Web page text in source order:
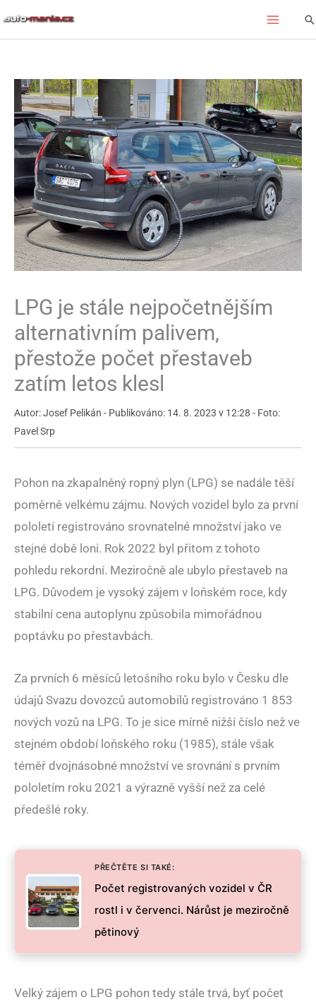
LPG je stále nejpočetnějším
alternativním palivem,
přestože počet přestaveb
zatím letos klesl
Autor: Josef Pelikán - Publikováno: 14. 8. 2023 v 12:28 - Foto:
Pavel Srp
Pohon na zkapalněný ropný plyn (LPG) se nadále těší
poměrně velkému zájmu. Nových vozidel bylo za první
pololetí registrováno srovnatelné množství jako ve
stejné době loni. Rok 2022 byl přitom z tohoto
pohledu rekordní. Meziročně ale ubylo přestaveb na
LPG. Důvodem je vysoký zájem v loňském roce, kdy
stabilní cena autoplynu způsobila mimořádnou
poptávku po přestavbách.
Za prvních 6 měsíců letošního roku bylo v Česku dle
údajů Svazu dovozců automobilů registrováno 1 853
nových vozů na LPG. To je sice mírně nižší číslo než ve
stejném období loňského roku (1985), stále však
téměř dvojnásobné množství ve srovnání s prvním
pololetím roku 2021 a výrazně vyšší než za celé
předešlé roky.
PŘEČTĚTE SI TAKÉ:
Počet registrovaných vozidel v ČR
rostl i v červenci. Nárůst je meziročně
pětinový
Velký zájem o LPG pohon tedy stále trvá, byť počet